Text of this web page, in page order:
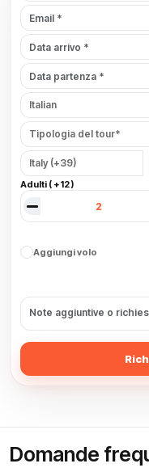
Adulti ( +12 )
Aggiungi volo
Domande